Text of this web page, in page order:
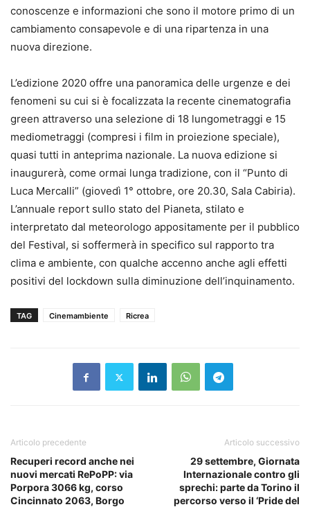
conoscenze e informazioni che sono il motore primo di un
cambiamento consapevole e di una ripartenza in una
nuova direzione.
L’edizione 2020 offre una panoramica delle urgenze e dei
fenomeni su cui si è focalizzata la recente cinematografia
green attraverso una selezione di 18 lungometraggi e 15
mediometraggi (compresi i film in proiezione speciale),
quasi tutti in anteprima nazionale. La nuova edizione si
inaugurerà, come ormai lunga tradizione, con il “Punto di
Luca Mercalli” (giovedì 1° ottobre, ore 20.30, Sala Cabiria).
L’annuale report sullo stato del Pianeta, stilato e
interpretato dal meteorologo appositamente per il pubblico
del Festival, si soffermerà in specifico sul rapporto tra
clima e ambiente, con qualche accenno anche agli effetti
positivi del lockdown sulla diminuzione dell’inquinamento.
TAG Cinemambiente Ricrea
Articolo precedente
Recuperi record anche nei
nuovi mercati RePoPP: via
Porpora 3066 kg, corso
Cincinnato 2063, Borgo
Articolo successivo
29 settembre, Giornata
Internazionale contro gli
sprechi: parte da Torino il
percorso verso il ‘Pride del